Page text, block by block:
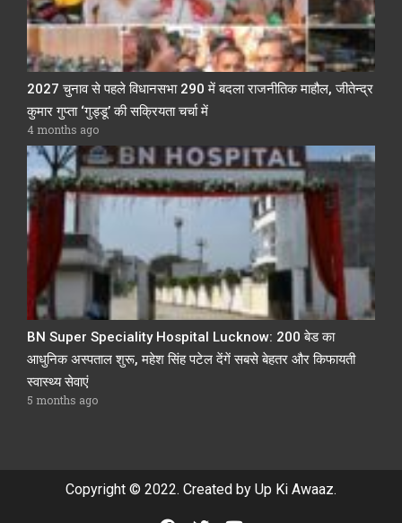
2027 चुनाव से पहले विधानसभा 290 में बदला राजनीतिक माहौल, जीतेन्द्र
कुमार गुप्ता ‘गुड्डू’ की सक्रियता चर्चा में
4 months ago
BN Super Speciality Hospital Lucknow: 200 बेड का
आधुनिक अस्पताल शुरू, महेश सिंह पटेल देंगें सबसे बेहतर और किफायती
स्वास्थ्य सेवाएं
5 months ago
Copyright © 2022. Created by Up Ki Awaaz.